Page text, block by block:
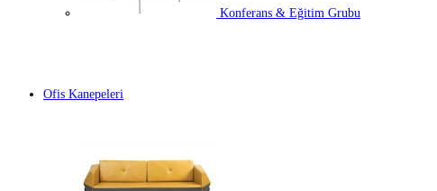
Konferans & Eğitim Grubu
Ofis Kanepeleri